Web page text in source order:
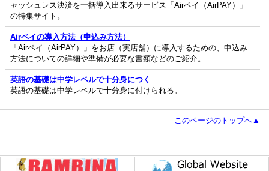
ャッシュレス決済を一括導入出来るサービス「Airペイ（AirPAY）」
の特集サイト。
Airペイの導入方法（申込み方法）
「Airペイ（AirPAY）」をお店（実店舗）に導入するための、申込み
方法についての詳細や準備が必要な書類などのご紹介。
英語の基礎は中学レベルで十分身につく
英語の基礎は中学レベルで十分身に付けられる。
このページのトップへ▲